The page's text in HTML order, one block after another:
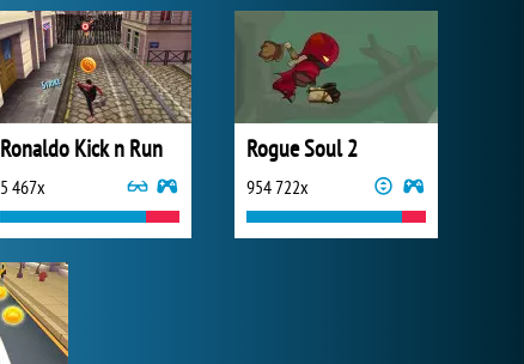
Ronaldo Kick n Run
5 467x
Rogue Soul 2
954 722x